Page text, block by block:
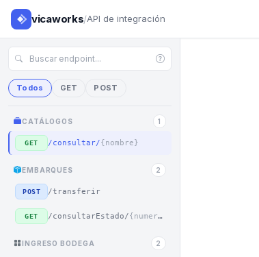
vicaworks/API de integración
Todos GET POST
CATÁLOGOS 1
GET /consultar/{nombre}
EMBARQUES 2
POST /transferir
GET /consultarEstado/{numeroTiquete}
INGRESO BODEGA 2